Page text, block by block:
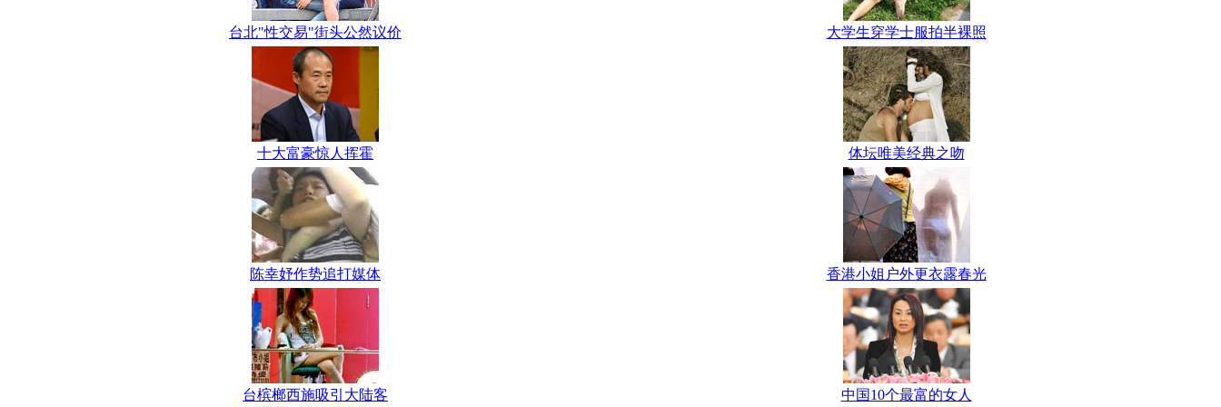
台北"性交易"街头公然议价 大学生穿学士服拍半裸照
十大富豪惊人挥霍 体坛唯美经典之吻
陈幸妤作势追打媒体 香港小姐户外更衣露春光
台槟榔西施吸引大陆客 中国10个最富的女人